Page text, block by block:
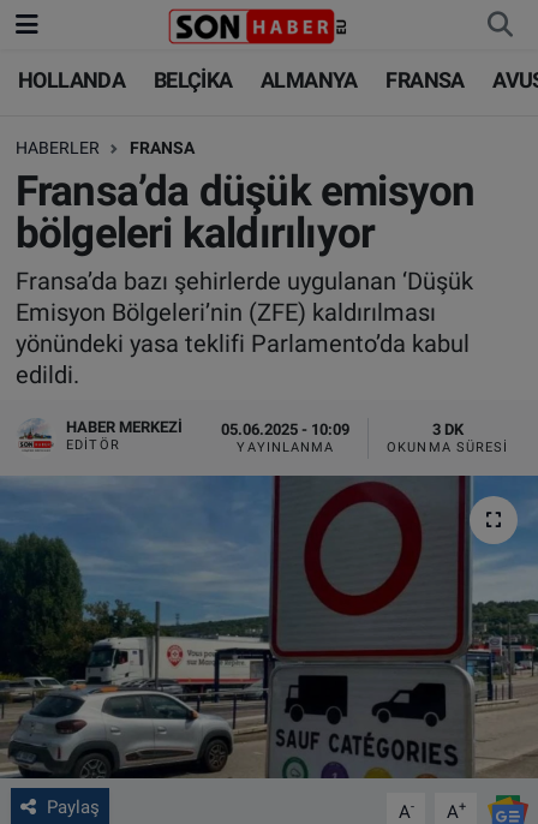
HOLLANDA BELÇİKA ALMANYA FRANSA
HABERLER FRANSA
Fransa’da düşük emisyon
bölgeleri kaldırılıyor
Fransa’da bazı şehirlerde uygulanan ‘Düşük
Emisyon Bölgeleri’nin (ZFE) kaldırılması
yönündeki yasa teklifi Parlamento’da kabul
edildi.
HABER MERKEZI
EDITÖR
05.06.2025 - 10:09
YAYINLANMA
3 DK
OKUNMA SÜRESI
Paylaş A- A+
HOLLANDA
BELÇİKA
ALMANYA
FRANSA
AVUSTURYA
BİLİM-TEKNOLOJİ
HOLLANDA
BELÇİKA
ALMANYA
TÜRKİYE
DÜNYA
VIDEO GALERİ
ALGEMENE VOORWAARDEN
CONTACT
Çerez Politikası
Nöbetçi Eczaneler
Hava Durumu
Trafik Durumu
Süper Lig Puan Durumu ve Fikstür
Tüm Manşetler